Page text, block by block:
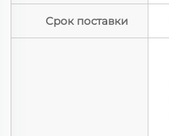
Срок поставки